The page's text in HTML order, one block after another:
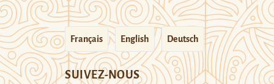
Français English Deutsch
SUIVEZ-NOUS